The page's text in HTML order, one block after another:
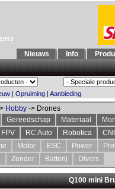
Nieuws Info
| Opruiming | Aanbieding
Hobby -> Drones
Gereedschap Materiaal
FPV RC Auto Robotica
Motor ESC Power
Zender Batterij Divers
Q100 mini